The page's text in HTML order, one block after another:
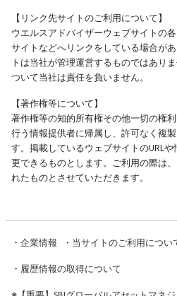
【リンク先サイトのご利用について】
ウエルスアドバイザーウェブサイトの
サイトなどへリンクをしている場合が
トは当社が管理運営するものではあり
ついて当社は責任を負いません。
【著作権等について】
著作権等の知的所有権その他一切の権
行う情報提供者に帰属し、許可なく複
す。掲載しているウェブサイトのURL
更できるものとします。ご利用の際は
れたものとさせていただきます。
・ 企業情報 ・ 当サイトのご利用につい
・ 履歴情報の取得について